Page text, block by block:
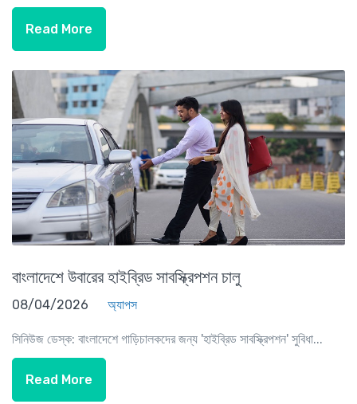
Read More
বাংলাদেশে উবারের হাইব্রিড সাবস্ক্রিপশন চালু
08/04/2026 অ্যাপস
সিনিউজ ডেস্ক: বাংলাদেশে গাড়িচালকদের জন্য 'হাইব্রিড সাবস্ক্রিপশন' সুবিধা...
Read More